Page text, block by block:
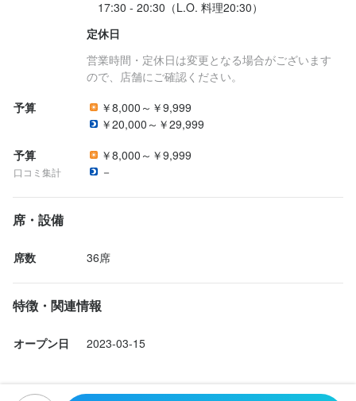
定休日
営業時間・定休日は変更となる場合がございます
ので、店舗にご確認ください。
予算
￥8,000～￥9,999
￥20,000～￥29,999
予算
口コミ集計
￥8,000～￥9,999
－
席・設備
席数 36席
特徴・関連情報
オープン日 2023-03-15